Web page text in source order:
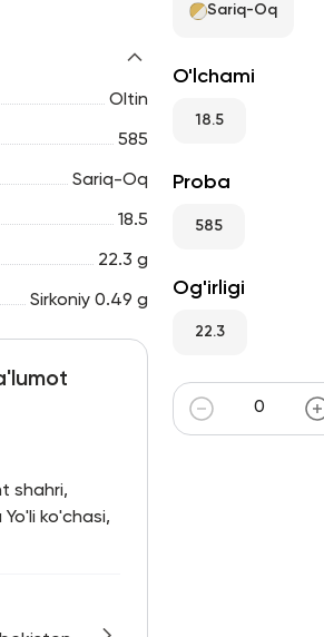
Oltin
585
Sariq-Oq
18.5
22.3 g
Sirkoniy 0.49 g
shahri,
ko'chasi,
Sariq-Oq
O'lchami
18.5
Proba
585
Og'irligi
22.3